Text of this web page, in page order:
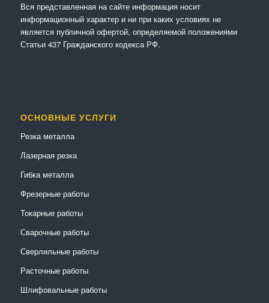
Вся представленная на сайте информация носит
информационный характер и ни при каких условиях не
является публичной офертой, определяемой положениями
Статьи 437 Гражданского кодекса РФ.
ОСНОВНЫЕ УСЛУГИ
Резка металла
Лазерная резка
Гибка металла
Фрезерные работы
Токарные работы
Сварочные работы
Сверлильные работы
Расточные работы
Шлифовальные работы